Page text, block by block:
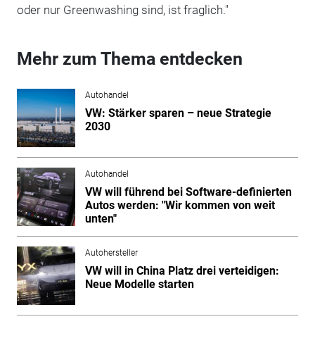
oder nur Greenwashing sind, ist fraglich."
Mehr zum Thema entdecken
Autohandel
VW: Stärker sparen – neue Strategie
2030
Autohandel
VW will führend bei Software-definierten
Autos werden: "Wir kommen von weit
unten"
Autohersteller
VW will in China Platz drei verteidigen:
Neue Modelle starten